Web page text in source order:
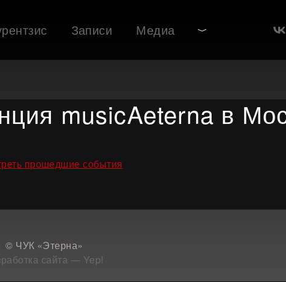
Записи
Медиа
musicAeterna в
прошедшие события
© ЧУК «Этерна»
сайта — Yep!